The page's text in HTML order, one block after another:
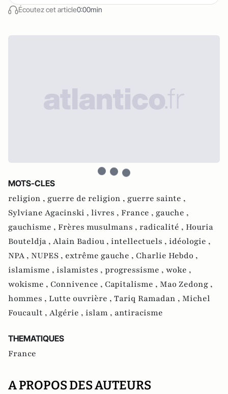
Écoutez cet article0:00min
MOTS-CLES
religion , guerre de religion , guerre sainte ,
Sylviane Agacinski , livres , France , gauche ,
gauchisme , Frères musulmans , radicalité , Houria
Bouteldja , Alain Badiou , intellectuels , idéologie ,
NPA , NUPES , extrême gauche , Charlie Hebdo ,
islamisme , islamistes , progressisme , woke ,
wokisme , Connivence , Capitalisme , Mao Zedong ,
hommes , Lutte ouvrière , Tariq Ramadan , Michel
Foucault , Algérie , islam , antiracisme
THEMATIQUES
France
A PROPOS DES AUTEURS